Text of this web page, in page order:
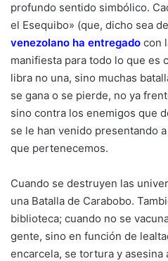
profundo sentido simbólico.
el Esequibo» (que, dicho sea
venezolano ha entregado con
manifiesta para todo lo que es
libra no una, sino muchas
se gana o se pierde, no ya
sino contra los enemigos que
se le han venido presentando
que pertenecemos.
Cuando se destruyen las
una Batalla de Carabobo.
biblioteca; cuando no se
gente, sino en función de
encarcela, se tortura y